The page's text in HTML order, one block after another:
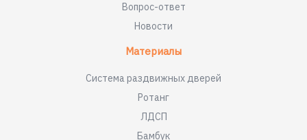
Вопрос-ответ
Новости
Материалы
Система раздвижных дверей
Ротанг
ЛДСП
Бамбук